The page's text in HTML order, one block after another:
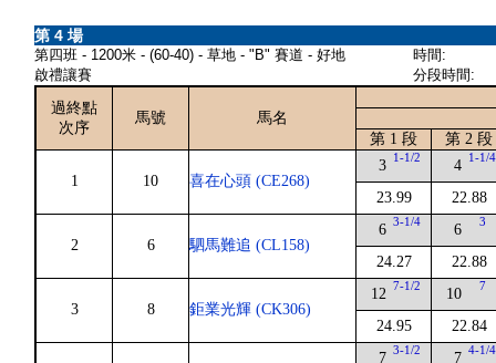
第 4 場
第四班 - 1200米 - (60-40) - 草地 - "B" 賽道 - 好地
啟禮讓賽
時間:
分段時間:
過終點
次序
馬號
馬名
第 1 段
第 2 段
1 10 喜在心頭 (CE268)
3 1-1/2
23.99
4 1-1/4
22.88
2 6 駟馬難追 (CL158)
6 3-1/4
24.27
6 3
22.88
3 8 鉅業光輝 (CK306)
12 7-1/2
24.95
10 7
22.84
7 3-1/2 7 4-1/4